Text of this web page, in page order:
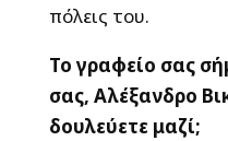
πόλεις του.
Το γραφείο σας
σας, Αλέξανδρο
δουλεύετε μαζί;